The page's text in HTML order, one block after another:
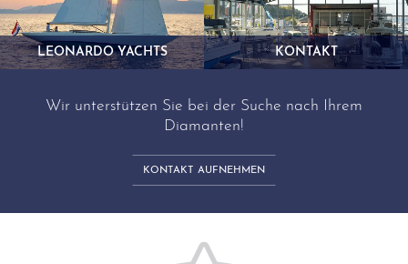
LEONARDO YACHTS KONTAKT
Wir unterstützen Sie bei der Suche nach Ihrem
Diamanten!
KONTAKT AUFNEHMEN